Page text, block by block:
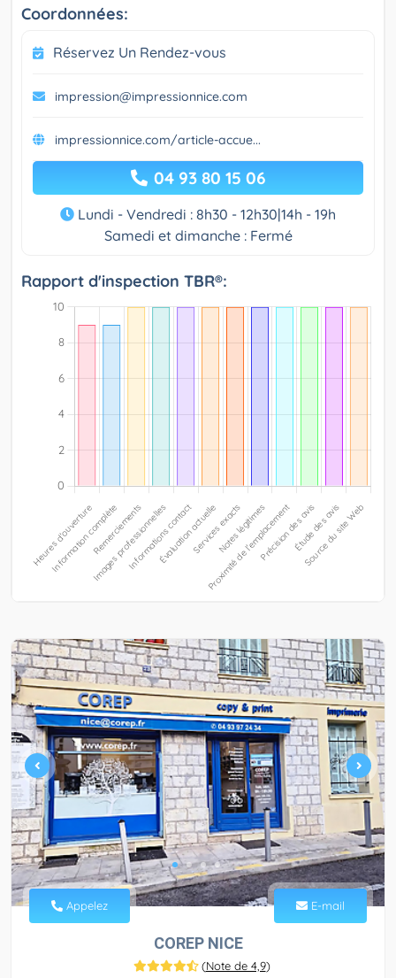
Coordonnées:
Réservez Un Rendez-vous
impression@impressionnice.com
impressionnice.com/article-accue...
04 93 80 15 06
Lundi - Vendredi : 8h30 - 12h30|14h - 19h
Samedi et dimanche : Fermé
Rapport d'inspection TBR®:
Appelez E-mail
COREP NICE
(Note de 4,9)